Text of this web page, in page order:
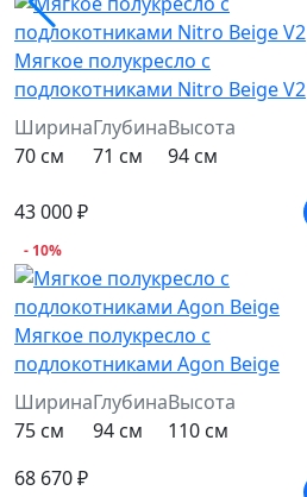
Мягкое полукресло с
подлокотниками Nitro Beige V2
Ширина
70 см
Глубина
71 см
Высота
94 см
43 000 ₽
- 10%
Мягкое полукресло с
подлокотниками Agon Beige
Ширина
75 см
Глубина
94 см
Высота
110 см
68 670 ₽